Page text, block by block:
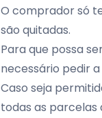
O comprador só
são quitadas.
Para que possa
necessário pedir
Caso seja
todas as parcelas